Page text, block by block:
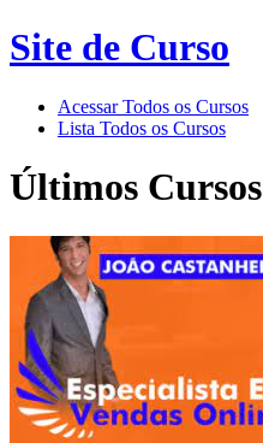
Site de Curso
Acessar Todos os Cursos
Lista Todos os Cursos
Últimos Cursos